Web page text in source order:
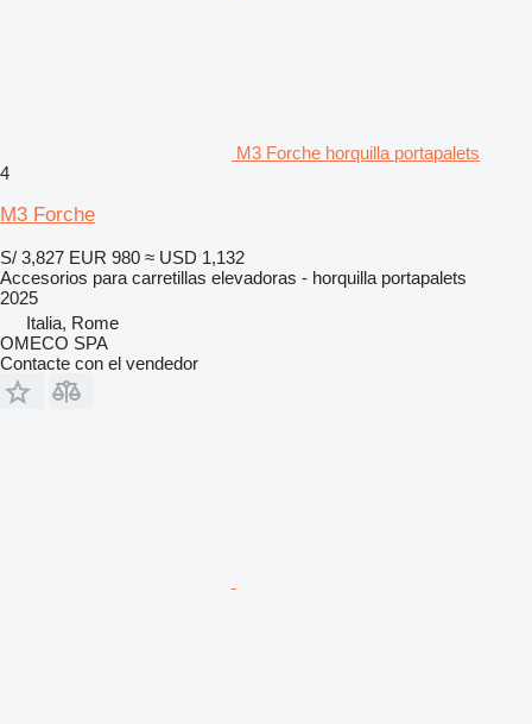
M3 Forche horquilla portapalets
4
M3 Forche
S/ 3,827 EUR 980 ≈ USD 1,132
Accesorios para carretillas elevadoras - horquilla portapalets
2025
Italia, Rome
OMECO SPA
Contacte con el vendedor